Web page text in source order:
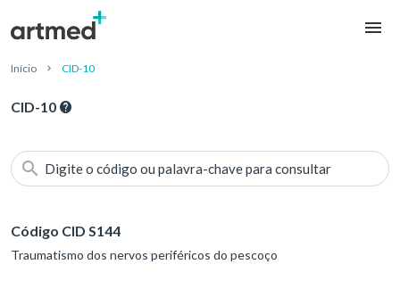
Início CID-10
CID-10
Digite o código ou palavra-chave para consultar
Código CID S144
Traumatismo dos nervos periféricos do pescoço